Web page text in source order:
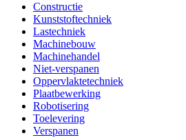
Constructie
Kunststoftechniek
Lastechniek
Machinebouw
Machinehandel
Niet-verspanen
Oppervlaktetechniek
Plaatbewerking
Robotisering
Toelevering
Verspanen